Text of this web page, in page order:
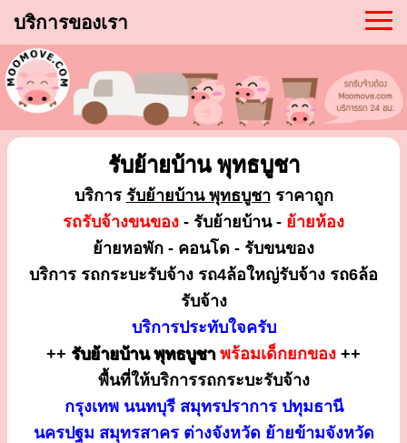
บริการของเรา
รับย้ายบ้าน พุทธบูชา
บริการ รับย้ายบ้าน พุทธบูชาราคาถูก
รถรับจ้างขนของ - รับย้ายบ้าน - ย้ายห้อง
ย้ายหอพัก - คอนโด - รับขนของ
บริการ รถกระบะรับจ้าง รถ4ล้อใหญ่รับจ้าง รถ6ล้อ
รับจ้าง
บริการประทับใจครับ
++ รับย้ายบ้าน พุทธบูชา พร้อมเด็กยกของ ++
พื้นที่ให้บริการรถกระบะรับจ้าง
กรุงเทพ นนทบุรี สมุทรปราการ ปทุมธานี
นครปฐม สมุทรสาคร ต่างจังหวัด ย้ายข้ามจังหวัด